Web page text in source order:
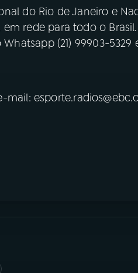
do Rio de Janeiro e
rede para todo o Brasil.
(21) 99903-5329
mail: